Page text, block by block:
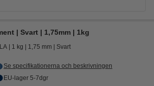
| Svart | 1,75mm | 1kg
1 kg 1,75 mm Svart
Se specifikationerna och beskrivningen
EU-lager 5-7dgr